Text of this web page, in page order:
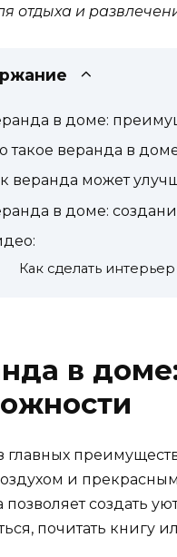
отдыха и
в доме:
такое веранда в
веранда может
в доме:
Как сделать
в
и
создать
почитать книгу